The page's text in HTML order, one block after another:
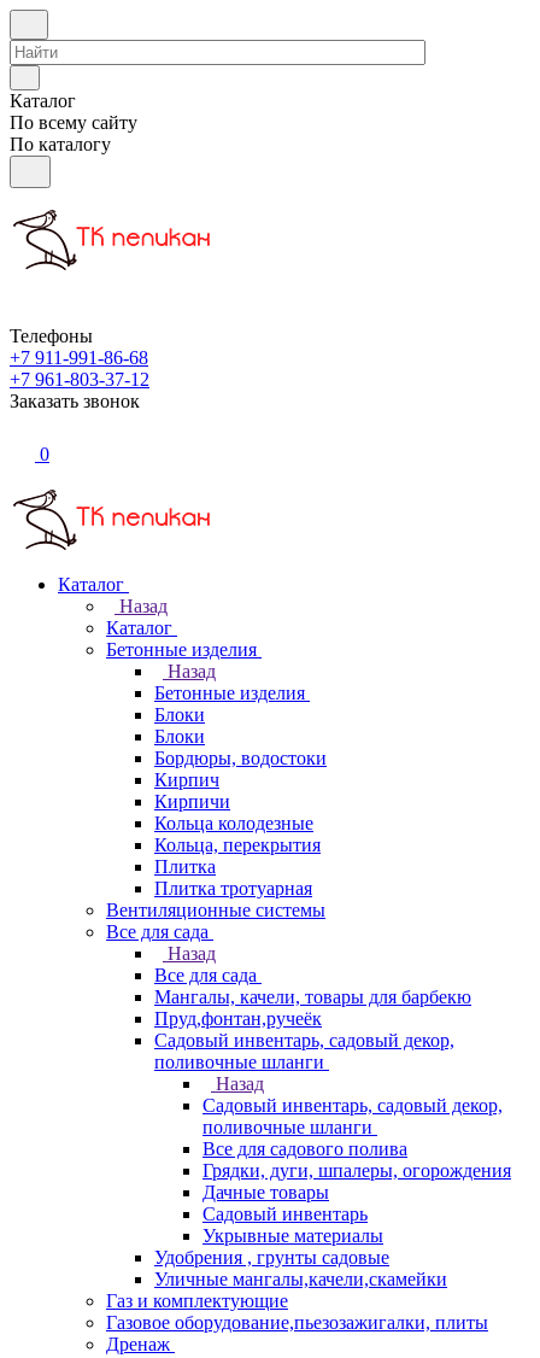
Каталог
По всему сайту
По каталогу
Телефоны
+7 911-991-86-68
+7 961-803-37-12
Заказать звонок
0
Каталог
Назад
Каталог
Бетонные изделия
Назад
Бетонные изделия
Блоки
Блоки
Бордюры, водостоки
Кирпич
Кирпичи
Кольца колодезные
Кольца, перекрытия
Плитка
Плитка тротуарная
Вентиляционные системы
Все для сада
Назад
Все для сада
Мангалы, качели, товары для барбекю
Пруд,фонтан,ручеёк
Садовый инвентарь, садовый декор,
поливочные шланги
Назад
Садовый инвентарь, садовый декор,
поливочные шланги
Все для садового полива
Грядки, дуги, шпалеры, огорождения
Дачные товары
Садовый инвентарь
Укрывные материалы
Удобрения , грунты садовые
Уличные мангалы,качели,скамейки
Газ и комплектующие
Газовое оборудование,пьезозажигалки, плиты
Дренаж